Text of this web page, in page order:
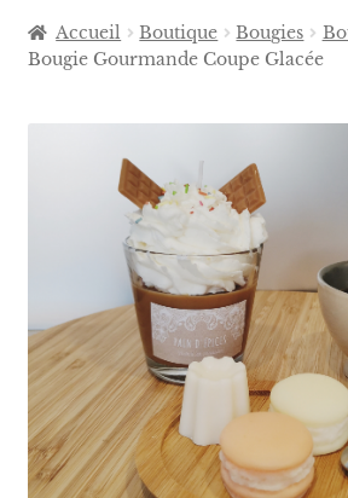
Accueil Boutique Bougies
Bougie Gourmande Coupe Glacée